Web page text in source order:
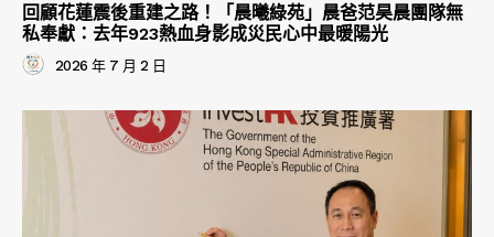
回顧花蓮震後重建之路！「晨曦綠苑」晨爸范昊晨團隊無
私奉獻：去年923熱血身影成災民心中最暖陽光
2026 年 7 月 2 日